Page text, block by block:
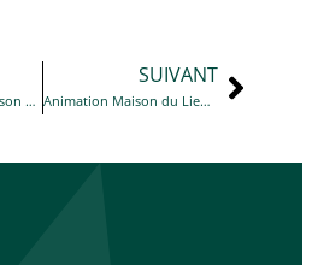
APERO’SCOP à la Maison du Lieutenant de 19 h à 20 h
SUIVANT
Animation Maison du Lieutenant : Affûtage de 14 h 30 à 16 h 30